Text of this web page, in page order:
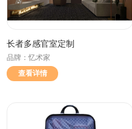
长者多感官室定制
品牌：忆术家
查看详情